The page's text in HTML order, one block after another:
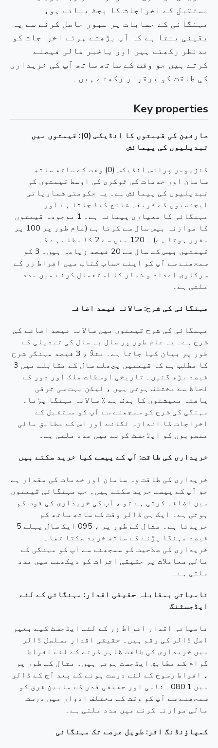
مستقبل کے اخراجات کا بجٹ بناتے ہو،
مہنگائی کے حسابات پر عبور حاصل کرنے سے یہ
یقینی بنتا ہے کہ آپ بڑھتے ہوئے اخراجات کو
مدنظر رکھتے ہیں اور باخبر مالی فیصلے
کرتے ہیں جو وقت کے ساتھ ساتھ آپ کی خریداری
کی طاقت کو برقرار رکھتے ہیں۔
Key properties
صارفین کی قیمتوں کا انڈیکس (0): قیمتوں میں
تبدیلیوں کی پیمائش
کنزیومر پرائس انڈیکس (0) وقت کے ساتھ ساتھ
سامان اور خدمات کی ٹوکری کی اوسط قیمتوں کی
تبدیلیوں کی پیمائش ہے۔ یہ حکومتی شماریاتی
ایجنسیوں کے ذریعہ شائع کیا جاتا ہے اور
مہنگائی کا معیاری پیمانہ ہے۔ 1 موجودہ قیمتوں
کا موازنہ بیس سال سے کرتا ہے (عام طور پر 100 پر
مقرر ہوتا ہے) ۔ 120 میں سے 2 کا مطلب ہے کہ
قیمتیں بیس کے سال سے 20 فیصد زیادہ ہیں۔ 3 کو
سمجھنے سے آپ کو اپنے حساب کتاب میں افراط زر کے
سرکاری اعداد و شمار کا استعمال کرنے میں مدد
ملتی ہے۔
مہنگائی کی شرح: سالانہ فیصد اضافہ
مہنگائی کی شرح قیمتوں میں سالانہ فیصد اضافے کی
شرح ہے۔ یہ عام طور پر سال بہ سال کی تبدیلی کے
طور پر بیان کیا جاتا ہے۔ مثلاً ، 3 فیصد مہنگی شرح
کا مطلب ہے کہ قیمتیں پچھلے سال کے مقابلے میں 3
فیصد بڑھ گئیں۔ تاریخی اوسطات ملک اور دور کے
لحاظ سے مختلف ہوتی ہیں ، لیکن بہت سی ترقی
یافتہ معیشتوں کا ہدف ہے ٪ سالانہ مہنگا پڑنا۔
مہنگی کی شرح کو سمجھنے سے آپ کو مستقبل کے
اخراجات کا اندازہ لگانے اور اس کے مطابق مالی
منصوبوں کو ایڈجسٹ کرنے میں مدد ملتی ہے۔
خریداری کی طاقت: آپ کے پیسے کیا خرید سکتے ہیں
خریداری کی طاقت وہ سامان اور خدمات کی مقدار ہے
جو آپ کے پیسے خرید سکتے ہیں۔ جب مہنگائی قیمتوں
میں اضافہ کرتی ہے تو ، آپ کی خریداری کی قوت کم
ہوتی ہے۔ ایک ہی ڈالر وقت کے ساتھ ساتھ کم
خریدتا ہے۔ مثال کے طور پر ، 095 ایک سال پہلے 5
فیصد مہنگا پڑنے کے ساتھ خرید سکتا تھا۔
خریداری کی صلاحیت کو سمجھنے سے آپ کو مہنگی کے
مالی معاملات پر حقیقی اثرات کو دیکھنے میں مدد
ملتی ہے۔
نامیاتی بمقابلہ حقیقی اقدار: مہنگائی کے لئے
ایڈجسٹنگ
نامیاتی اقدار افراط زر کے لئے ایڈجسٹ کیے بغیر
اصل ڈالر کی رقم ہیں۔ حقیقی اقدار مسلسل ڈالر
میں خریداری کی طاقت ظاہر کرنے کے لئے افراط
گرام کے مطابق ایڈجسٽ ہوتی ہیں۔ مثال کے طور پر
، افراط رسوخ کے لئے درست ہونے کے بعد آج کے ڈالر
میں 080,1۔ نامی اور حقیقی قدر کے مابین فرق کو
سمجھنے سے آپ کو وقت کے مختلف ادوار میں درست
مالی موازنہ کرنے میں مدد ملتی ہے۔
کمپاؤنڈنگ اثر: طویل عرصے تک مہنگائی